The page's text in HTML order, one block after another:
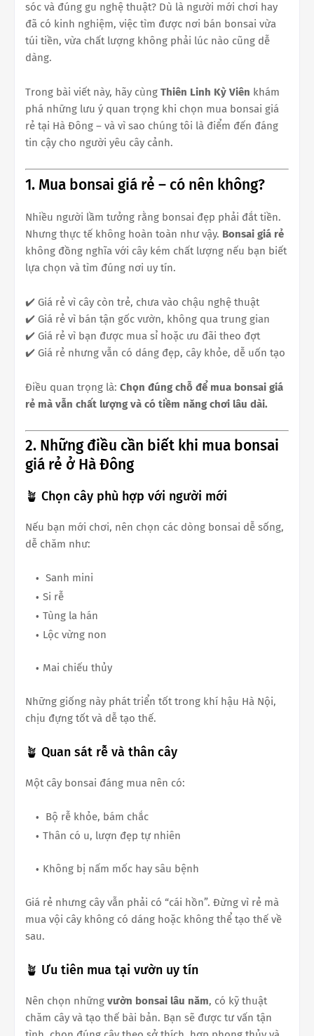
sóc và đúng gu nghệ thuật? Dù là người mới chơi hay
đã có kinh nghiệm, việc tìm được nơi bán bonsai vừa
túi tiền, vừa chất lượng không phải lúc nào cũng dễ
dàng.
Trong bài viết này, hãy cùng Thiên Linh Kỳ Viên khám
phá những lưu ý quan trọng khi chọn mua bonsai giá
rẻ tại Hà Đông – và vì sao chúng tôi là điểm đến đáng
tin cậy cho người yêu cây cảnh.
1. Mua bonsai giá rẻ – có nên không?
Nhiều người lầm tưởng rằng bonsai đẹp phải đắt tiền.
Nhưng thực tế không hoàn toàn như vậy. Bonsai giá rẻ
không đồng nghĩa với cây kém chất lượng nếu bạn biết
lựa chọn và tìm đúng nơi uy tín.
✔️ Giá rẻ vì cây còn trẻ, chưa vào chậu nghệ thuật
✔️ Giá rẻ vì bán tận gốc vườn, không qua trung gian
✔️ Giá rẻ vì bạn được mua sỉ hoặc ưu đãi theo đợt
✔️ Giá rẻ nhưng vẫn có dáng đẹp, cây khỏe, dễ uốn tạo
Điều quan trọng là: Chọn đúng chỗ để mua bonsai giá
rẻ mà vẫn chất lượng và có tiềm năng chơi lâu dài.
2. Những điều cần biết khi mua bonsai
giá rẻ ở Hà Đông
🪴 Chọn cây phù hợp với người mới
Nếu bạn mới chơi, nên chọn các dòng bonsai dễ sống,
dễ chăm như:
Sanh mini
Si rễ
Tùng la hán
Lộc vừng non
Mai chiếu thủy
Những giống này phát triển tốt trong khí hậu Hà Nội,
chịu đựng tốt và dễ tạo thế.
🪴 Quan sát rễ và thân cây
Một cây bonsai đáng mua nên có:
Bộ rễ khỏe, bám chắc
Thân có u, lượn đẹp tự nhiên
Không bị nấm mốc hay sâu bệnh
Giá rẻ nhưng cây vẫn phải có “cái hồn”. Đừng vì rẻ mà
mua vội cây không có dáng hoặc không thể tạo thế về
sau.
🪴 Ưu tiên mua tại vườn uy tín
Nên chọn những vườn bonsai lâu năm, có kỹ thuật
chăm cây và tạo thế bài bản. Bạn sẽ được tư vấn tận